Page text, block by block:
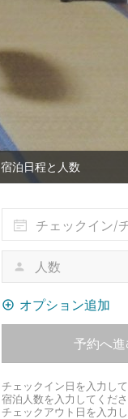
宿泊日程と人数
チェックイン/
ト
オプション追加
予約へ進
チェックイン日を入力して
宿泊人数を入力してくださ
チェックアウト日を入力し